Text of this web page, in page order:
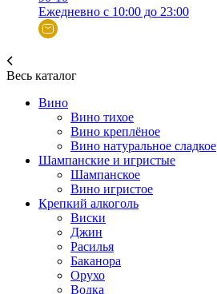
Ежедневно с 10:00 до 23:00
Весь каталог
Вино
Вино тихое
Вино креплёное
Вино натуральное сладкое
Шампанские и игристые
Шампанское
Вино игристое
Крепкий алкоголь
Виски
Джин
Расилья
Баканора
Орухо
Водка